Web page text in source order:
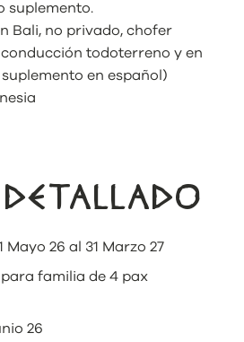
suplemento.
Bali, no privado, chofer
todoterreno y en
en español)
DETALLADO
Mayo 26 al 31 Marzo 27
familia de 4 pax
26